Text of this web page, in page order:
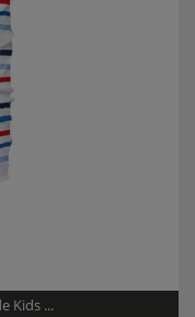
Kids ...